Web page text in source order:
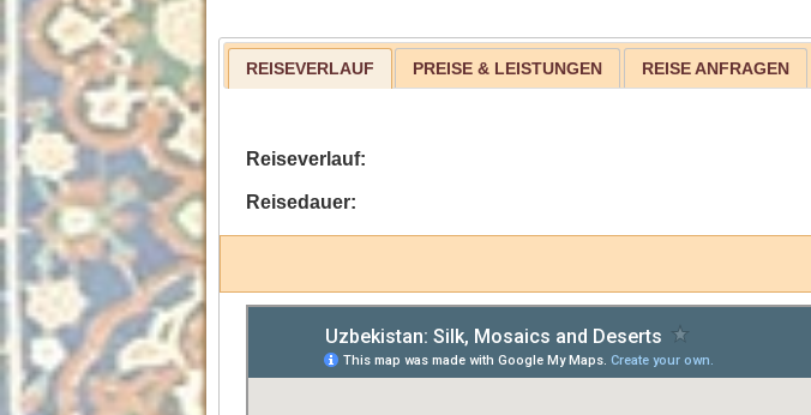
REISEVERLAUF PREISE & LEISTUNGEN REISE ANFRAGEN
Reiseverlauf:
Reisedauer: